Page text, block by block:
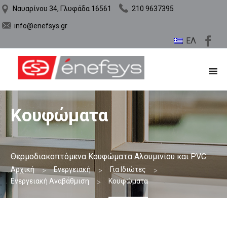
Ναυαρίνου 34, Γλυφάδα 16561 210 9637395
info@enefsys.gr
ΕΛ
Κουφώματα
Θερμοδιακοπτόμενα Κουφώματα Αλουμινίου και PVC
Αρχική Ενεργειακή
Για Ιδιώτες
Ενεργειακή Αναβάθμιση
Κουφώματα